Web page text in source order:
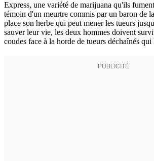
Express, une variété de marijuana qu'ils
témoin d'un meurtre commis par un baron de
place son herbe qui peut mener les tueurs
sauver leur vie, les deux hommes doivent
coudes face à la horde de tueurs déchaînés qui